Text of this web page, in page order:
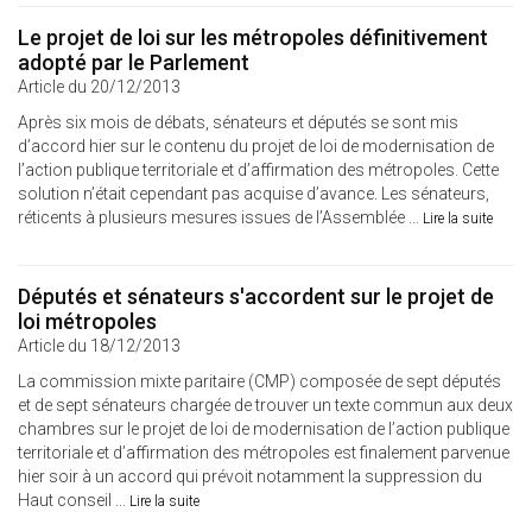
Le projet de loi sur les métropoles définitivement
adopté par le Parlement
Article du 20/12/2013
Après six mois de débats, sénateurs et députés se sont mis
d’accord hier sur le contenu du projet de loi de modernisation de
l’action publique territoriale et d’affirmation des métropoles. Cette
solution n’était cependant pas acquise d’avance. Les sénateurs,
réticents à plusieurs mesures issues de l’Assemblée ... Lire la suite
Députés et sénateurs s'accordent sur le projet de
loi métropoles
Article du 18/12/2013
La commission mixte paritaire (CMP) composée de sept députés
et de sept sénateurs chargée de trouver un texte commun aux deux
chambres sur le projet de loi de modernisation de l’action publique
territoriale et d’affirmation des métropoles est finalement parvenue
hier soir à un accord qui prévoit notamment la suppression du
Haut conseil ... Lire la suite